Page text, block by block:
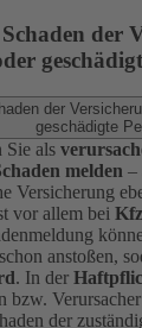
der
der
geschädigte
Sie als
melden –
Versicherung
vor allem bei
anstoßen,
. In der
bzw.
der